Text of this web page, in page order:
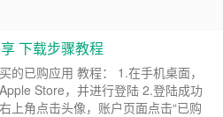
下载步骤教程
的已购应用 教程： 1.在手机桌面，
Store，并进行登陆 2.登陆成功
上角点击头像，账户页面点击“已购